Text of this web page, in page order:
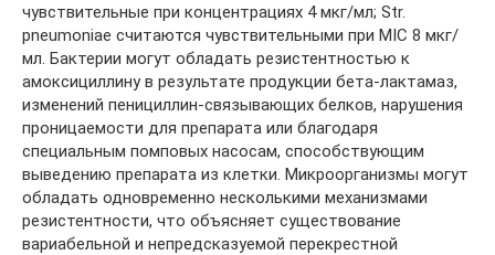
чувствительные при концентрациях 4 мкг/мл; Str.
pneumoniae считаются чувствительными при MIC 8 мкг/
мл. Бактерии могут обладать резистентностью к
амоксициллину в результате продукции бета-лактамаз,
изменений пенициллин-связывающих белков, нарушения
проницаемости для препарата или благодаря
специальным помповых насосам, способствующим
выведению препарата из клетки. Микроорганизмы могут
обладать одновременно несколькими механизмами
резистентности, что объясняет существование
вариабельной и непредсказуемой перекрестной